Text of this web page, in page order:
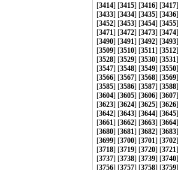
[3414] [3415] [3416] [3417
[3433] [3434] [3435] [3436
[3452] [3453] [3454] [3455
[3471] [3472] [3473] [3474
[3490] [3491] [3492] [3493
[3509] [3510] [3511] [3512
[3528] [3529] [3530] [3531
[3547] [3548] [3549] [3550
[3566] [3567] [3568] [3569
[3585] [3586] [3587] [3588
[3604] [3605] [3606] [3607
[3623] [3624] [3625] [3626
[3642] [3643] [3644] [3645
[3661] [3662] [3663] [3664
[3680] [3681] [3682] [3683
[3699] [3700] [3701] [3702
[3718] [3719] [3720] [3721
[3737] [3738] [3739] [3740
[3756] [3757] [3758] [3759